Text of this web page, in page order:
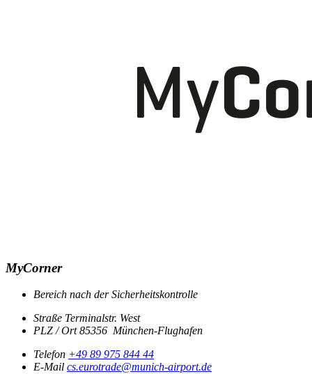
MyCorner
Bereich nach der Sicherheitskontrolle
Straße Terminalstr. West
PLZ / Ort 85356 München-Flughafen
Telefon +49 89 975 844 44
E-Mail cs.eurotrade@munich-airport.de